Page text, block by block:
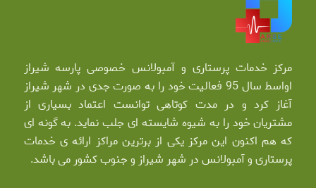
مرکز خدمات پرستاری و آمبولانس خصوصی پارسه شیراز
اواسط سال 95 فعالیت خود را به صورت جدی در شهر شیراز
آغاز کرد و در مدت کوتاهی توانست اعتماد بسیاری از
مشتریان خود را به شیوه شایسته ای جلب نماید. به گونه ای
که هم اکنون این مرکز یکی از برترین مراکز ارائه ی خدمات
پرستاری و آمبولانس در شهر شیراز و جنوب کشور می باشد.